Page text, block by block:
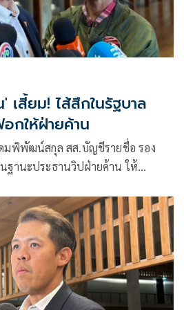
เสี้ยม! ไส้สึกในรัฐบาล
กให้ฝ่ายค้าน
มพิพัฒน์สกุล สส.บัญชีรายชื่อ รอง
านะประธานวิปฝ่ายค้าน ให้